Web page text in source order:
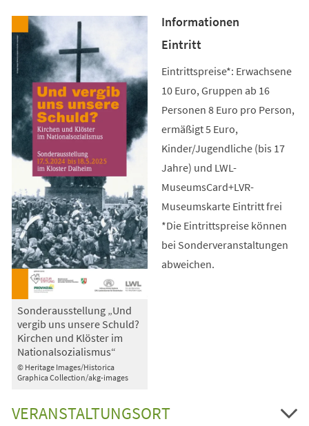
© Heritage Images/Historica
Graphica Collection/akg-images
Sonderausstellung „Und
vergib uns unsere Schuld?
Kirchen und Klöster im
Nationalsozialismus“
Informationen
Eintritt
Eintrittspreise*: Erwachsene
10 Euro, Gruppen ab 16
Personen 8 Euro pro Person,
ermäßigt 5 Euro,
Kinder/Jugendliche (bis 17
Jahre) und LWL-
MuseumsCard+LVR-
Museumskarte Eintritt frei
*Die Eintrittspreise können
bei Sonderveranstaltungen
abweichen.
VERANSTALTUNGSORT